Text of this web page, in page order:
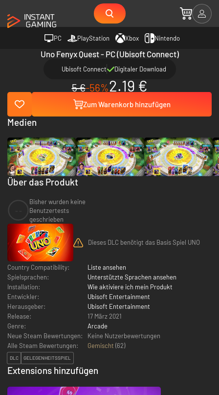
PC PlayStation Xbox Nintendo
Uno Fenyx Quest - PC (Ubisoft Connect)
Ubisoft Connect Digitaler Download
5 €-56%2.19 €
Zum Warenkorb hinzufügen
Über das Produkt
Bisher wurden keine
Benutzertests
geschrieben
Dieses DLC benötigt das Basis Spiel UNO
Country Compatibility:
Liste ansehen
Spielsprachen:
Unterstützte Sprachen ansehen
Installation:
Wie aktiviere ich mein Produkt
Entwickler:
Ubisoft Entertainment
Herausgeber:
Ubisoft Entertainment
Release:
17 März 2021
Genre:
Arcade
Neue Steam Bewertungen:
Keine Nutzerbewertungen
Alle Steam Bewertungen:
Gemischt (62)
DLC GELEGENHEITSSPIEL
Extensions hinzufügen
Medien